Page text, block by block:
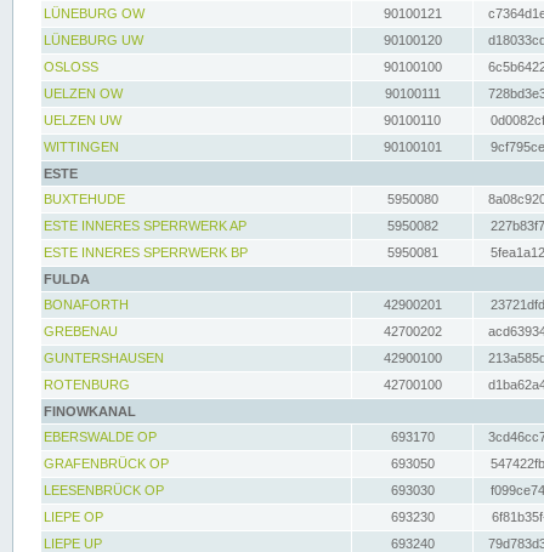
LÜNEBURG OW
90100121
LÜNEBURG UW
90100120
OSLOSS
90100100
UELZEN OW
90100111
UELZEN UW
90100110
WITTINGEN
90100101
ESTE
BUXTEHUDE
5950080
ESTE INNERES SPERRWERK AP
5950082
ESTE INNERES SPERRWERK BP
5950081
FULDA
BONAFORTH
42900201
GREBENAU
42700202
GUNTERSHAUSEN
42900100
ROTENBURG
42700100
FINOWKANAL
EBERSWALDE OP
693170
GRAFENBRÜCK OP
693050
LEESENBRÜCK OP
693030
LIEPE OP
693230
LIEPE UP
693240